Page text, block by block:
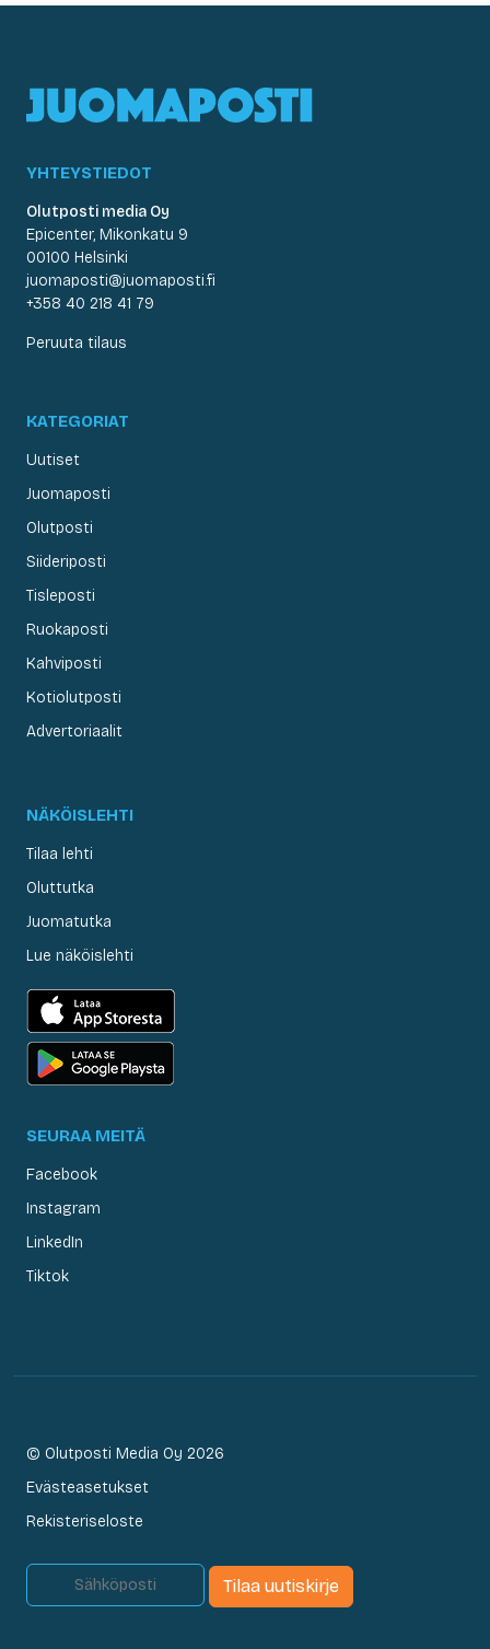
YHTEYSTIEDOT
Olutposti media Oy
Epicenter, Mikonkatu 9
00100 Helsinki
juomaposti@juomaposti.fi
+358 40 218 41 79
Peruuta tilaus
KATEGORIAT
Uutiset
Juomaposti
Olutposti
Siideriposti
Tisleposti
Ruokaposti
Kahviposti
Kotiolutposti
Advertoriaalit
NÄKÖISLEHTI
Tilaa lehti
Oluttutka
Juomatutka
Lue näköislehti
SEURAA MEITÄ
Facebook
Instagram
LinkedIn
Tiktok
© Olutposti Media Oy 2026
Evästeasetukset
Rekisteriseloste
Tilaa uutiskirje